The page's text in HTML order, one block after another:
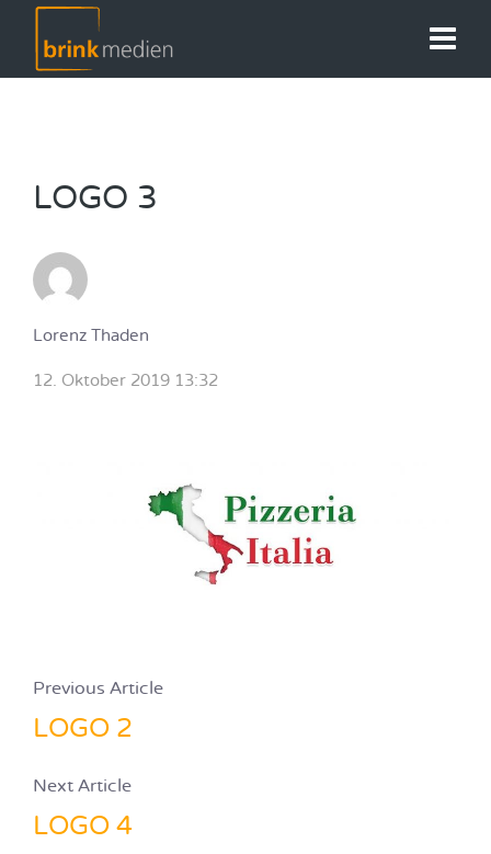
LOGO 3
Lorenz Thaden
12. Oktober 2019 13:32
Previous Article
LOGO 2
Next Article
LOGO 4